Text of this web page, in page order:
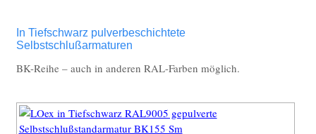
In Tiefschwarz pulverbeschichtete
Selbstschlußarmaturen
BK-Reihe – auch in anderen RAL-Farben möglich.